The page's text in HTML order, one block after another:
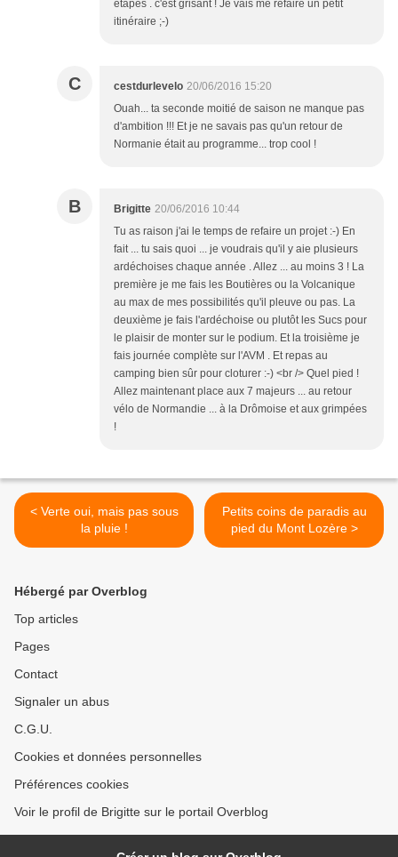
étapes . c'est grisant ! Je vais me refaire un petit
itinéraire ;-)
C cestdurlevelo 20/06/2016 15:20
Ouah... ta seconde moitié de saison ne manque pas
d'ambition !!! Et je ne savais pas qu'un retour de
Normanie était au programme... trop cool !
B Brigitte 20/06/2016 10:44
Tu as raison j'ai le temps de refaire un projet :-) En
fait ... tu sais quoi ... je voudrais qu'il y aie plusieurs
ardéchoises chaque année . Allez ... au moins 3 ! La
première je me fais les Boutières ou la Volcanique
au max de mes possibilités qu'il pleuve ou pas. La
deuxième je fais l'ardéchoise ou plutôt les Sucs pour
le plaisir de monter sur le podium. Et la troisième je
fais journée complète sur l'AVM . Et repas au
camping bien sûr pour cloturer :-) <br /> Quel pied !
Allez maintenant place aux 7 majeurs ... au retour
vélo de Normandie ... à la Drômoise et aux grimpées
!
< Verte oui, mais pas sous
la pluie !
Petits coins de paradis au
pied du Mont Lozère >
Hébergé par Overblog
Top articles
Pages
Contact
Signaler un abus
C.G.U.
Cookies et données personnelles
Préférences cookies
Voir le profil de Brigitte sur le portail Overblog